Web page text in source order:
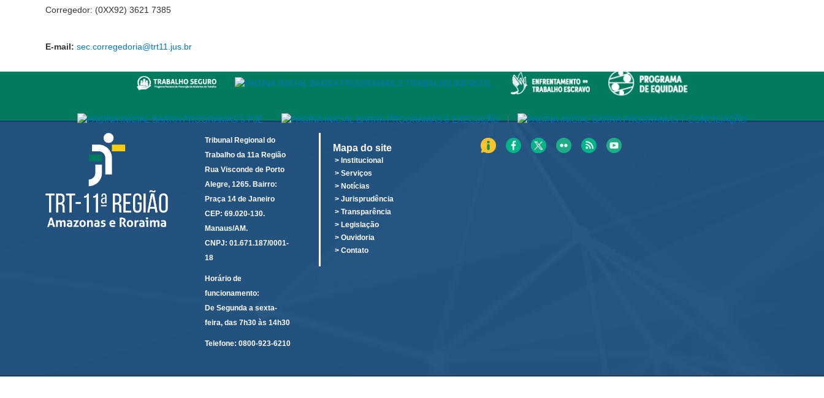
Corregedor: (0XX92) 3621 7385
E-mail: sec.corregedoria@trt11.jus.br
|
Tribunal Regional do
Trabalho da 11a Região
Rua Visconde de Porto
Alegre, 1265. Bairro:
Praça 14 de Janeiro
CEP: 69.020-130.
Manaus/AM.
CNPJ: 01.671.187/0001-
18
Horário de
funcionamento:
De Segunda a sexta-
feira, das 7h30 às 14h30
Telefone: 0800-923-6210
Mapa do site
> Institucional
> Serviços
> Notícias
> Jurisprudência
> Transparência
> Legislação
> Ouvidoria
> Contato